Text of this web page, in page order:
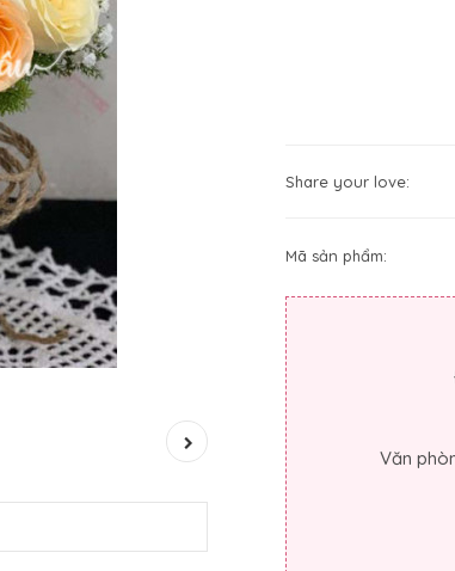
Share your love:
Mã sản phẩm:
Văn